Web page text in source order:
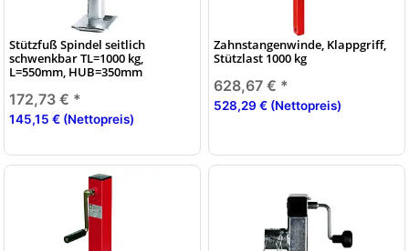
Stützfuß Spindel seitlich
schwenkbar TL=1000 kg,
L=550mm, HUB=350mm
172,73 € *
145,15 € (Nettopreis)
Zahnstangenwinde, Klappgriff,
Stützlast 1000 kg
628,67 € *
528,29 € (Nettopreis)